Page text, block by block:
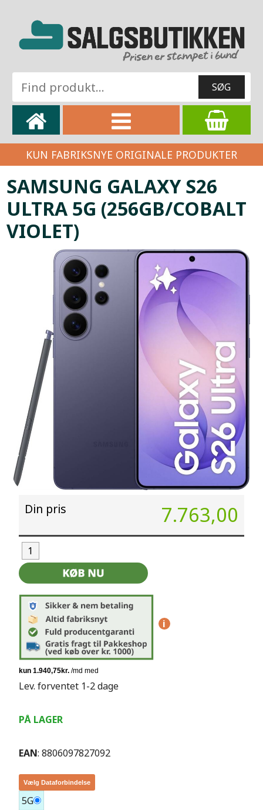
KUN FABRIKSNYE ORIGINALE PRODUKTER
SAMSUNG GALAXY S26
ULTRA 5G (256GB/COBALT
VIOLET)
Din pris 7.763,00
i
Lev. forventet 1-2 dage
PÅ LAGER
EAN: 8806097827092
Vælg Dataforbindelse
5G